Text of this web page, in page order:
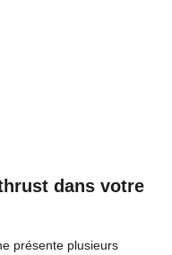
dans votre
présente plusieurs